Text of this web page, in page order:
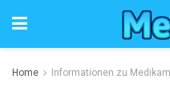
Home Informationen zu